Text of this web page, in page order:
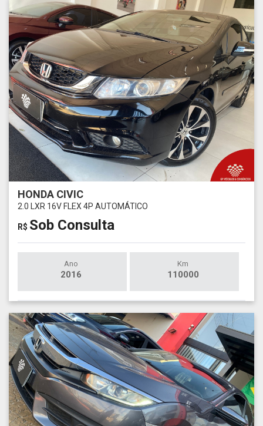
HONDA CIVIC
2.0 LXR 16V FLEX 4P AUTOMÁTICO
R$ Sob Consulta
Ano
2016
Km
110000